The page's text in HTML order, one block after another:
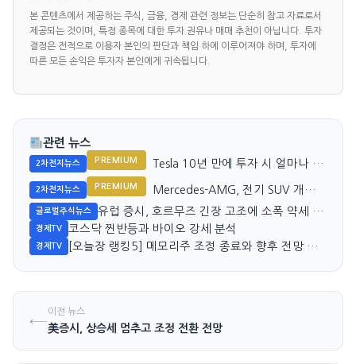
본 콘텐츠에서 제공하는 주식, 금융, 경제 관련 정보는 단순히 참고 자료로서
제공되는 것이며, 특정 종목에 대한 투자 권유나 매매 추천이 아닙니다. 투자
결정은 전적으로 이용자 본인의 판단과 책임 하에 이루어져야 하며, 투자에
따른 모든 손익은 투자자 본인에게 귀속됩니다.
관련 뉴스
2차전지뉴스 PREMIUM
Tesla 10년 만에 투자 시 얼마나 벌
2차전지뉴스 PREMIUM
Mercedes-AMG, 전기 SUV 개발
비밀 공개
글로벌주식뉴스
유럽 증시, 호르무즈 긴장 고조에 소폭 약세 예
상
경제TV 코스닥 찐반등과 바이오 강세 분석
경제TV
[오늘장 랭킹5] 메모리주 조정 종료와 향후 전망 분
←이전 뉴스
美증시, 상승세 멈추고 조정 전환 전망